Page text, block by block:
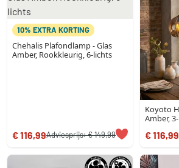
10% EXTRA KORTING
Chehalis Plafondlamp - Glas
Amber, Rookkleurig, 6-lichts
€ 116,99Adviesprijs:€ 149,99
Koyoto
Amber,
€ 116,99